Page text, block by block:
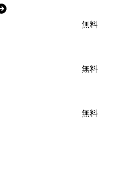
無料
無料
無料